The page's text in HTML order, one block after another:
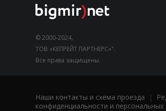
© 2000-2024,
ТОВ «КЕПРЕЙТ ПАРТНЕРС»".
Все права защищены.
Наши контакты и схема проезда |
конфиденциальности и персональных